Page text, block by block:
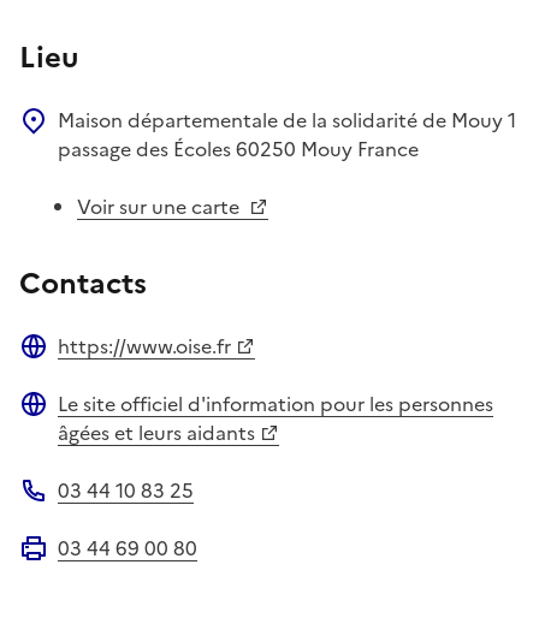
Lieu
Maison départementale de la solidarité de Mouy1
passage des Écoles60250 Mouy France
Voir sur une carte
Contacts
https://www.oise.fr
Site web
Le site officiel d'information pour les personnes
âgées et leurs aidants
03 44 10 83 25
03 44 69 00 80